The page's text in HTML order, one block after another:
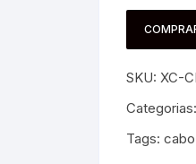
SKU: XC-
Categorias:
Tags: cabo